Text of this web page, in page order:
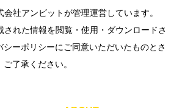
社アンビットが管理運営しています。
された情報を閲覧・使用・ダウンロードさ
ーポリシーにご同意いただいたものとさ
了承ください。